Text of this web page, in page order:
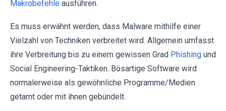
Makrobefehle ausführen.
Es muss erwähnt werden, dass Malware mithilfe einer
Vielzahl von Techniken verbreitet wird. Allgemein umfasst
ihre Verbreitung bis zu einem gewissen Grad Phishing und
Social Engineering-Taktiken. Bösartige Software wird
normalerweise als gewöhnliche Programme/Medien
getarnt oder mit ihnen gebündelt.